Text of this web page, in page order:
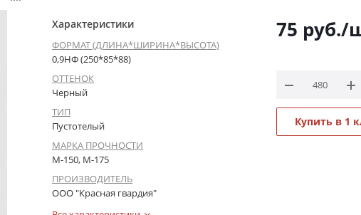
Характеристики
ФОРМАТ (ДЛИНА*ШИРИНА*ВЫСОТА)
0,9НФ (250*85*88)
ОТТЕНОК
Черный
ТИП
Пустотелый
МАРКА ПРОЧНОСТИ
М-150, М-175
ПРОИЗВОДИТЕЛЬ
ООО "Красная гвардия"
75 руб./
Купить в 1